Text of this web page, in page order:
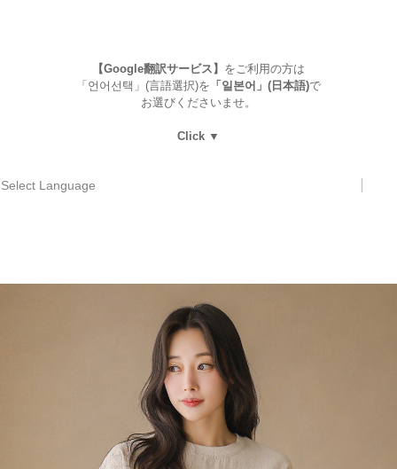
【Google翻訳サービス】 をご利用の方は
「언어선택」(言語選択)を 「일본어」(日本語)で
お選びくださいませ。
Click ▼
Select Language